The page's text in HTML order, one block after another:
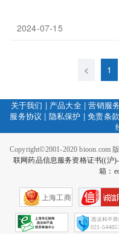
2024-07-15
< 1
关于我们 | 产品大全|营销服务
服务协议 | 隐私保护 |免责条款
Copyright©2001-2020 bioon.com
联网药品信息服务资格证书((沪
箱：
上海工商
021-